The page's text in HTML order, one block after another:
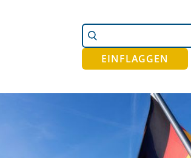
Website
durchsuchen
Erweiterte
Suche…
EINFLAGGEN